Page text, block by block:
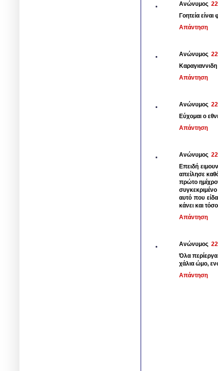
Ανώνυμος
Γοητεία
Απάντηση
Ανώνυμος
Απάντηση
Ανώνυμος
Εύχομαι ο
Απάντηση
Ανώνυμος
Επειδή
απείλησε
πρώτο
αυτό που
κάνει και
Απάντηση
Ανώνυμος
Όλα περίεργα
χάλια ώμο,
Απάντηση